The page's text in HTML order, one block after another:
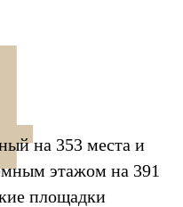
на 353 места и
этажом на 391
площадки